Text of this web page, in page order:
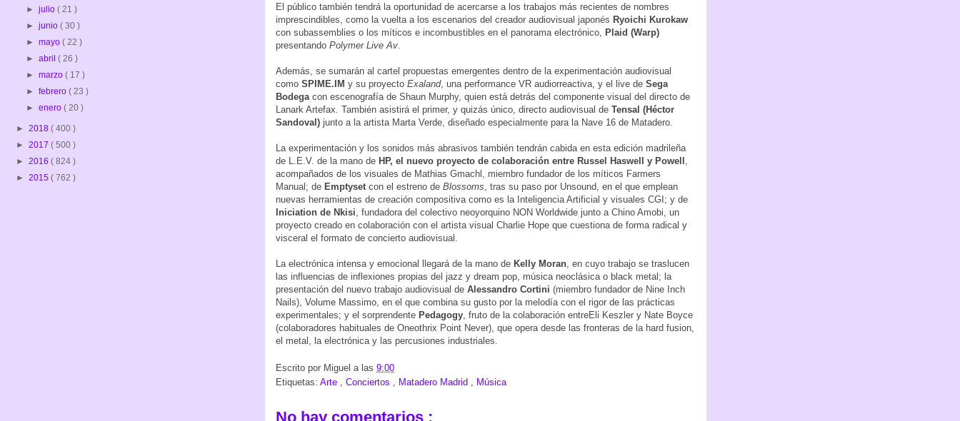
El público también tendrá la oportunidad de acercarse a los trabajos más recientes de nombres
imprescindibles, como la vuelta a los escenarios del creador audiovisual japonés Ryoichi Kurokaw
con subassemblies o los míticos e incombustibles en el panorama electrónico,
Plaid (Warp)
presentando Polymer Live Av
Además, se sumarán al cartel propuestas emergentes dentro de la experimentación audiovisual
como SPIME.IM y su proyecto Exaland, una performance VR audiorreactiva, y el live de Sega
Bodega con escenografía de Shaun Murphy, quien está detrás del componente visual del directo de
Lanark Artefax. También asistirá el primer, y quizás único, directo audiovisual de Tensal (Héctor
Sandoval) junto a la artista Marta Verde, diseñado especialmente para la Nave 16 de Matadero.
La experimentación y los sonidos más abrasivos también tendrán cabida en esta edición madrileña
de L.E.V. de la mano de HP, el nuevo proyecto de colaboración entre Russel Haswell y Powell
acompañados de los visuales de Mathias Gmachl, miembro fundador de los míticos Farmers
Manual; de Emptyset con el estreno de Blossoms , tras su paso por Unsound, en el que emplean
nuevas herramientas de creación compositiva como es la Inteligencia Artificial y visuales CGI; y de
Iniciation de Nkisi , fundadora del colectivo neoyorquino NON Worldwide junto a Chino Amobi, un
proyecto creado en colaboración con el artista visual Charlie Hope que cuestiona de forma radical y
visceral el formato de concierto audiovisual.
La electrónica intensa y emocional llegará de la mano de Kelly Moran , en cuyo trabajo se traslucen
las influencias de inflexiones propias del jazz y dream pop, música neoclásica o black metal; la
presentación del nuevo trabajo audiovisual de Alessandro Cortini (miembro fundador de Nine Inch
Nails), Volume Massimo, en el que combina su gusto por la melodía con el rigor de las prácticas
experimentales; y el sorprendente Pedagogy , fruto de la colaboración entreEli Keszler y Nate Boyce
(colaboradores habituales de Oneothrix Point Never), que opera desde las fronteras de la hard fusion,
el metal, la electrónica y las percusiones industriales.
Escrito por Miguel a las 9:00
Etiquetas: Arte , Conciertos , Matadero Madrid , Música
No hay comentarios :
►julio( 21 )
►junio( 30 )
►mayo( 22 )
►abril( 26 )
►marzo( 17 )
►febrero( 23 )
►enero( 20 )
► 2018 ( 400 )
► 2017 ( 500 )
► 2016 ( 824 )
► 2015 ( 762 )